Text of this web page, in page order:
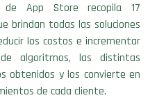
de App Store recopila 17
brindan todas las soluciones
los costos e incrementar
algoritmos, las distintas
obtenidos y los convierte en
de cada cliente.